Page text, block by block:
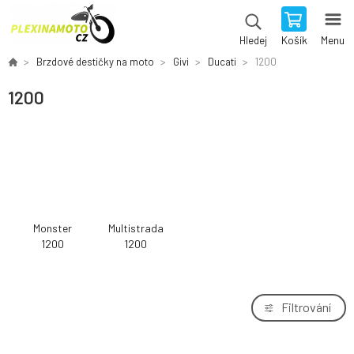
Hledej Košík Menu
Brzdové destičky na moto Givi Ducati 1200
1200
Monster
1200
Multistrada
1200
Filtrování